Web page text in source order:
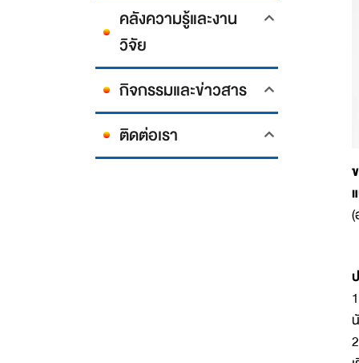
คลังความรู้และงาน
วิจัย
กิจกรรมและข่าวสาร
ติดต่อเรา